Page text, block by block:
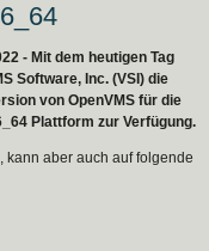
- Mit dem heutigen Tag
Software, Inc. (VSI) die
von OpenVMS für die
Plattform zur Verfügung.
kann aber auch auf folgende